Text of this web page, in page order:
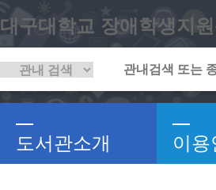
대구대학교 장애학생지
도서관소개 이용